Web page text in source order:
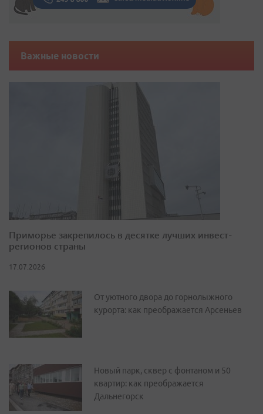
Важные новости
Приморье закрепилось в десятке лучших инвест-
регионов страны
17.07.2026
От уютного двора до горнолыжного
курорта: как преображается Арсеньев
Новый парк, сквер с фонтаном и 50
квартир: как преображается
Дальнегорск